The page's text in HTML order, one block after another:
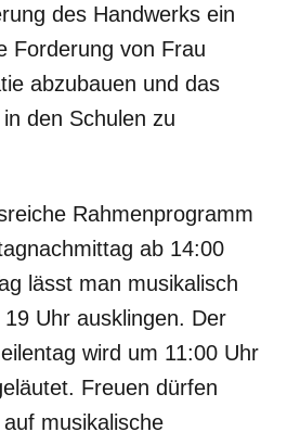
des Handwerks ein
Forderung von Frau
abzubauen und das
den Schulen zu
Rahmenprogramm
ab 14:00
lässt man musikalisch
Uhr ausklingen. Der
wird um 11:00 Uhr
Freuen dürfen
musikalische